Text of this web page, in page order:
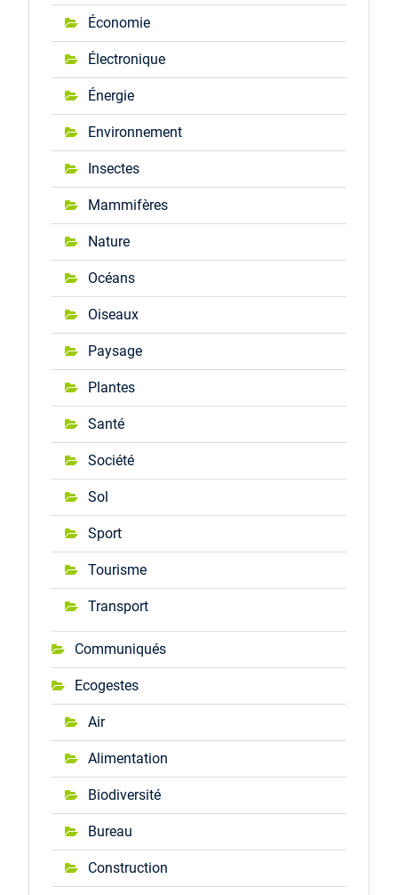
Économie
Électronique
Énergie
Environnement
Insectes
Mammifères
Nature
Océans
Oiseaux
Paysage
Plantes
Santé
Société
Sol
Sport
Tourisme
Transport
Communiqués
Ecogestes
Air
Alimentation
Biodiversité
Bureau
Construction